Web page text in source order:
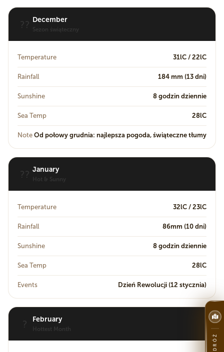
?? December
Sezon świąteczny
Temperature 31lC / 22lC
Rainfall 184 mm (13 dni)
Sunshine 8 godzin dziennie
Sea Temp 28lC
Note Od połowy grudnia: najlepsza pogoda, świąteczne tłumy
?? January
Temperature 32lC / 23lC
Rainfall 86mm (10 dni)
Sunshine 8 godzin dziennie
Sea Temp 28lC
Events Dzień Rewolucji (12 stycznia)
? February
Hottest Month